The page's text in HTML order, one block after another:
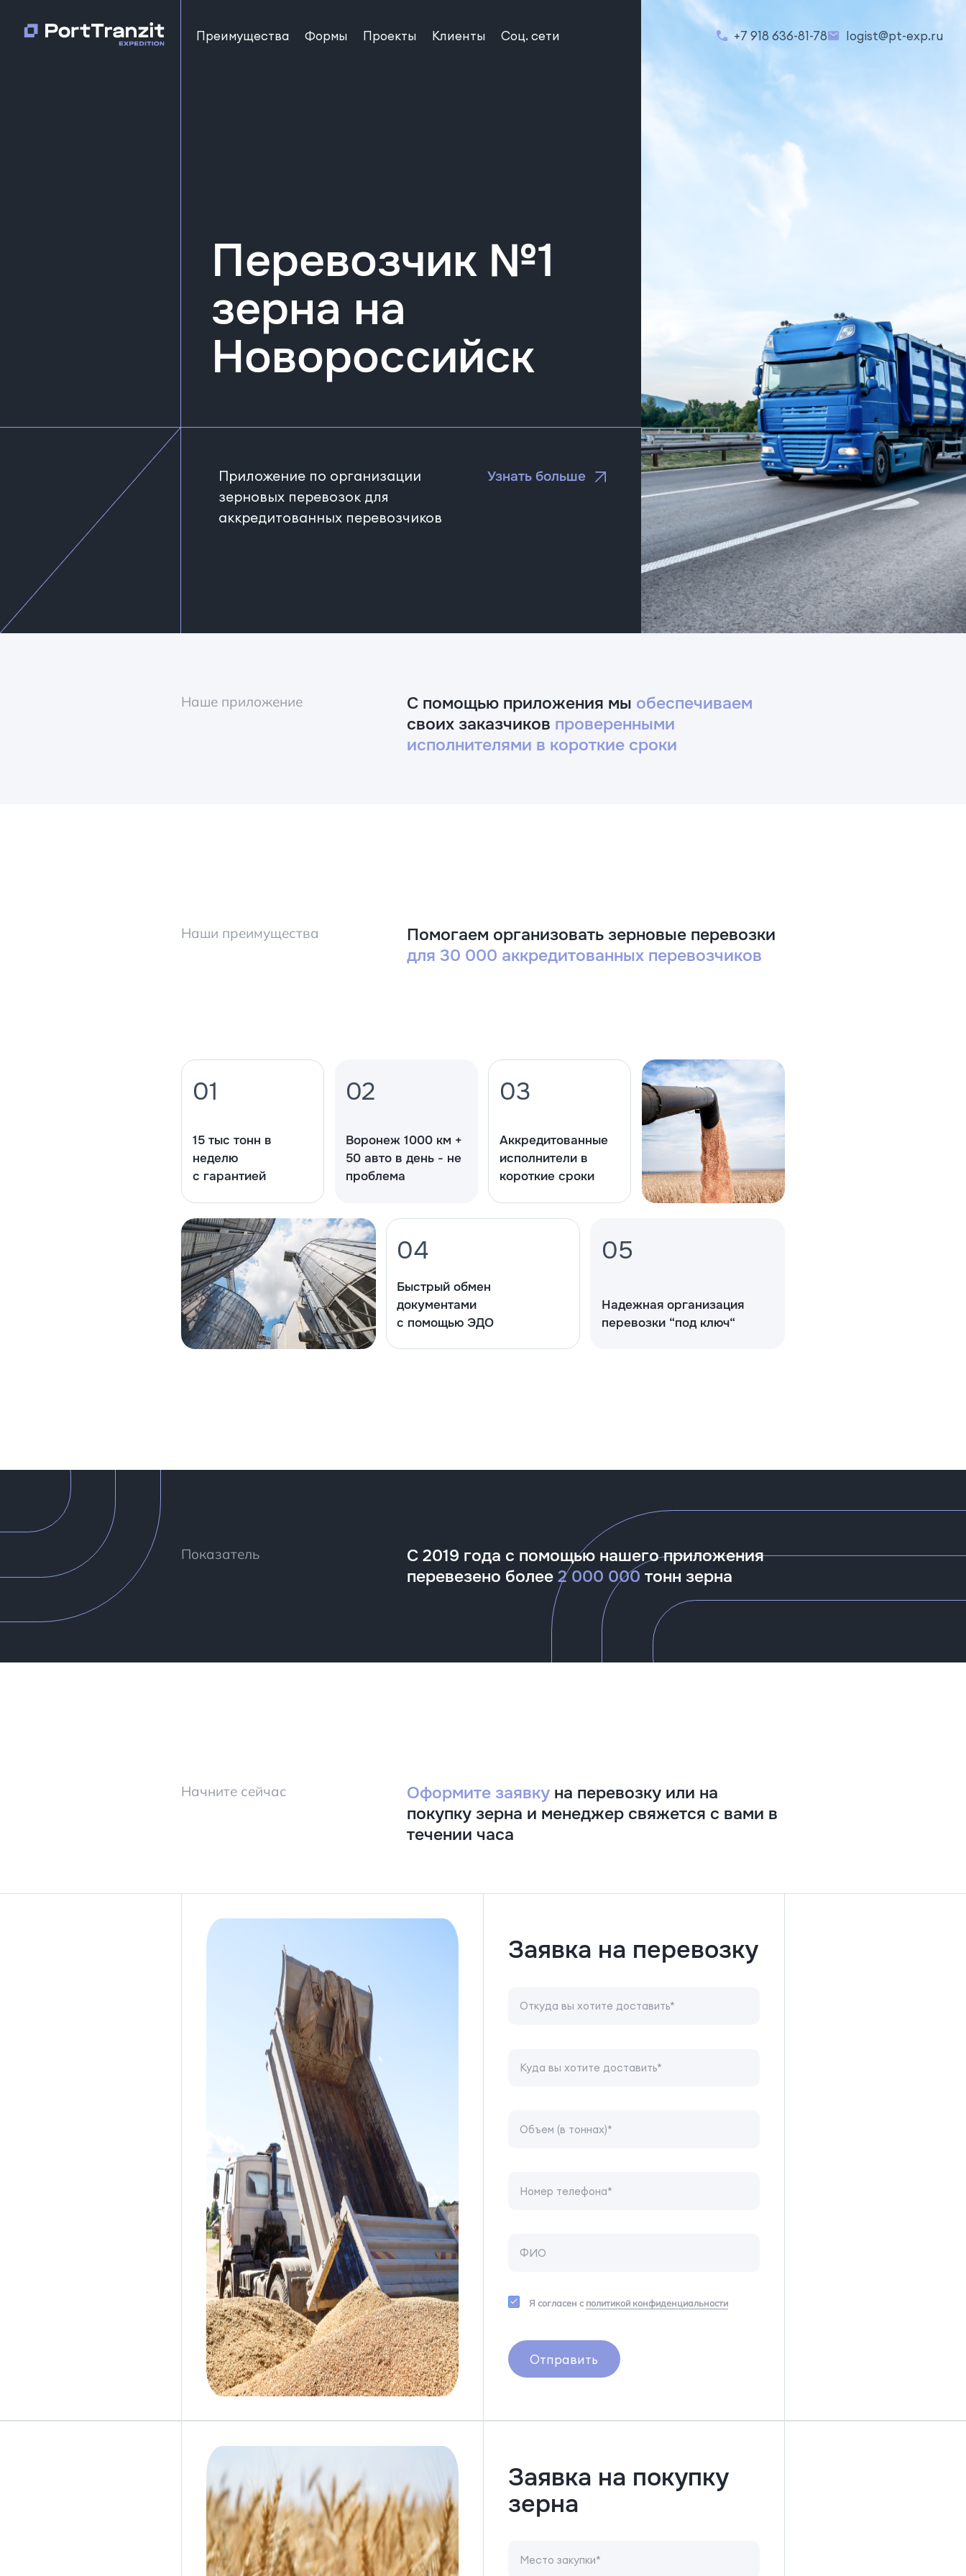
Преимущества Формы Проекты Клиенты Соц. сети +7 918 636-81-78 logist@pt-exp.ru
Перевозчик №1
зерна на
Новороссийск
Приложение по организации
зерновых перевозок для
аккредитованных перевозчиков
Узнать больше
Наше приложение С помощью приложения мы обеспечиваем
своих заказчиков проверенными
исполнителями в короткие сроки
Наши преимущества
Помогаем организовать зерновые перевозки
для 30 000 аккредитованных перевозчиков
01
15 тыс тонн в
неделю
с гарантией
02
Воронеж 1000 км +
50 авто в день - не
проблема
03
Аккредитованные
исполнители в
короткие сроки
04
Быстрый обмен
документами
с помощью ЭДО
05
Надежная организация
перевозки “под ключ“
Показатель
С 2019 года с помощью нашего приложения
перевезено более2 000 000 тонн зерна
Начните сейчас Оформите заявку на перевозку или на
покупку зерна и менеджер свяжется с вами в
течении часа
Заявка на перевозку
Откуда вы хотите доставить*
Куда вы хотите доставить*
Объем (в тоннах)*
Номер телефона*
ФИО
Я согласен с политикой конфиденциальности
Отправить
Заявка на покупку
зерна
Место закупки*